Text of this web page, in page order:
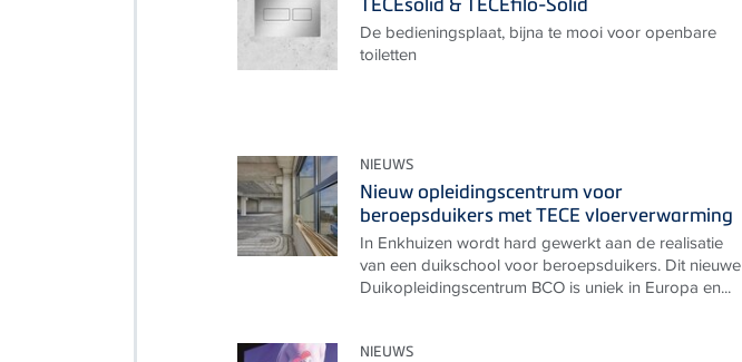
De bedieningsplaat, bijna te mooi voor openbare
toiletten
NIEUWS
Nieuw opleidingscentrum voor
beroepsduikers met TECE vloerverwarming
In Enkhuizen wordt hard gewerkt aan de realisatie
van een duikschool voor beroepsduikers. Dit nieuwe
Duikopleidingscentrum BCO is uniek in Europa en...
NIEUWS